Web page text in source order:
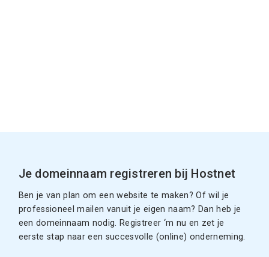
Je domeinnaam registreren bij Hostnet
Ben je van plan om een website te maken? Of wil je
professioneel mailen vanuit je eigen naam? Dan heb je
een domeinnaam nodig. Registreer ‘m nu en zet je
eerste stap naar een succesvolle (online) onderneming.